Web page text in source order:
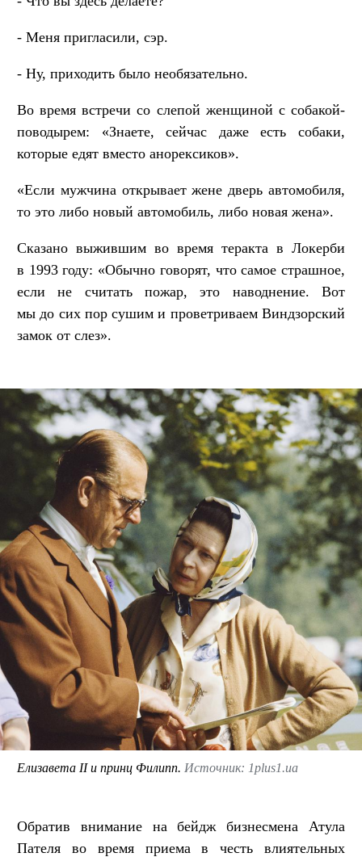
- Меня пригласили, сэр.
- Ну, приходить было необязательно.
Во время встречи со слепой женщиной с собакой-
поводырем: «Знаете, сейчас даже есть собаки,
которые едят вместо анорексиков».
«Если мужчина открывает жене дверь автомобиля,
то это либо новый автомобиль, либо новая жена».
Сказано выжившим во время теракта в Локерби
в 1993 году: «Обычно говорят, что самое страшное,
если не считать пожар, это наводнение. Вот
мы до сих пор сушим и проветриваем Виндзорский
замок от слез».
Елизавета II и принц Филипп. Источник: 1plus1.ua
Обратив внимание на бейдж бизнесмена Атула
Пателя во время приема в честь влиятельных